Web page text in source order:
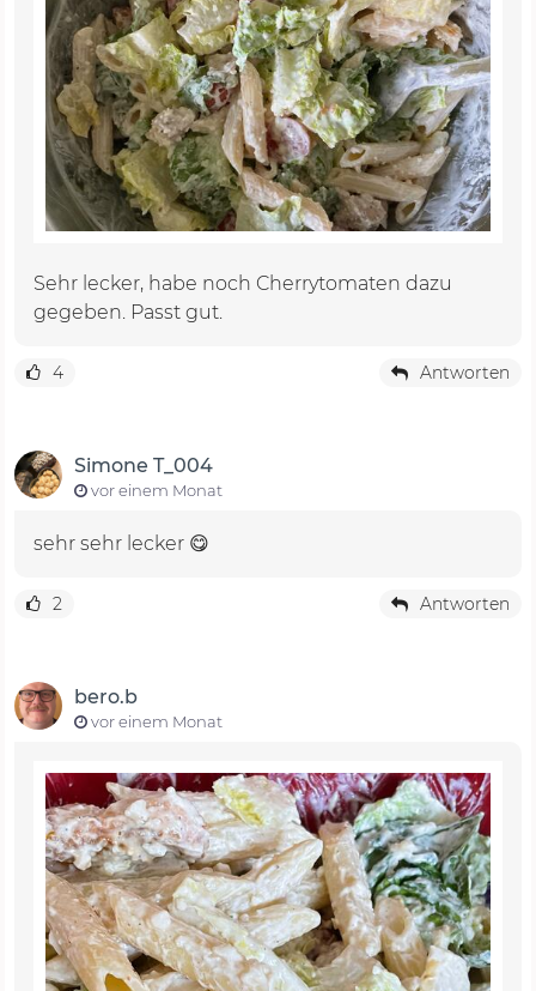
Sehr lecker, habe noch Cherrytomaten dazu
gegeben. Passt gut.
4 Antworten
Simone T_004
vor einem Monat
sehr sehr lecker 😋
2 Antworten
bero.b
vor einem Monat